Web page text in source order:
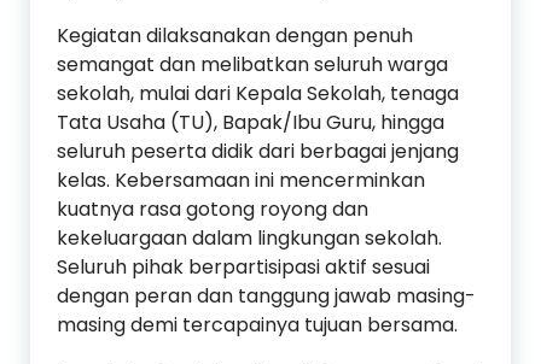
Kegiatan dilaksanakan dengan penuh
semangat dan melibatkan seluruh warga
sekolah, mulai dari Kepala Sekolah, tenaga
Tata Usaha (TU), Bapak/Ibu Guru, hingga
seluruh peserta didik dari berbagai jenjang
kelas. Kebersamaan ini mencerminkan
kuatnya rasa gotong royong dan
kekeluargaan dalam lingkungan sekolah.
Seluruh pihak berpartisipasi aktif sesuai
dengan peran dan tanggung jawab masing-
masing demi tercapainya tujuan bersama.